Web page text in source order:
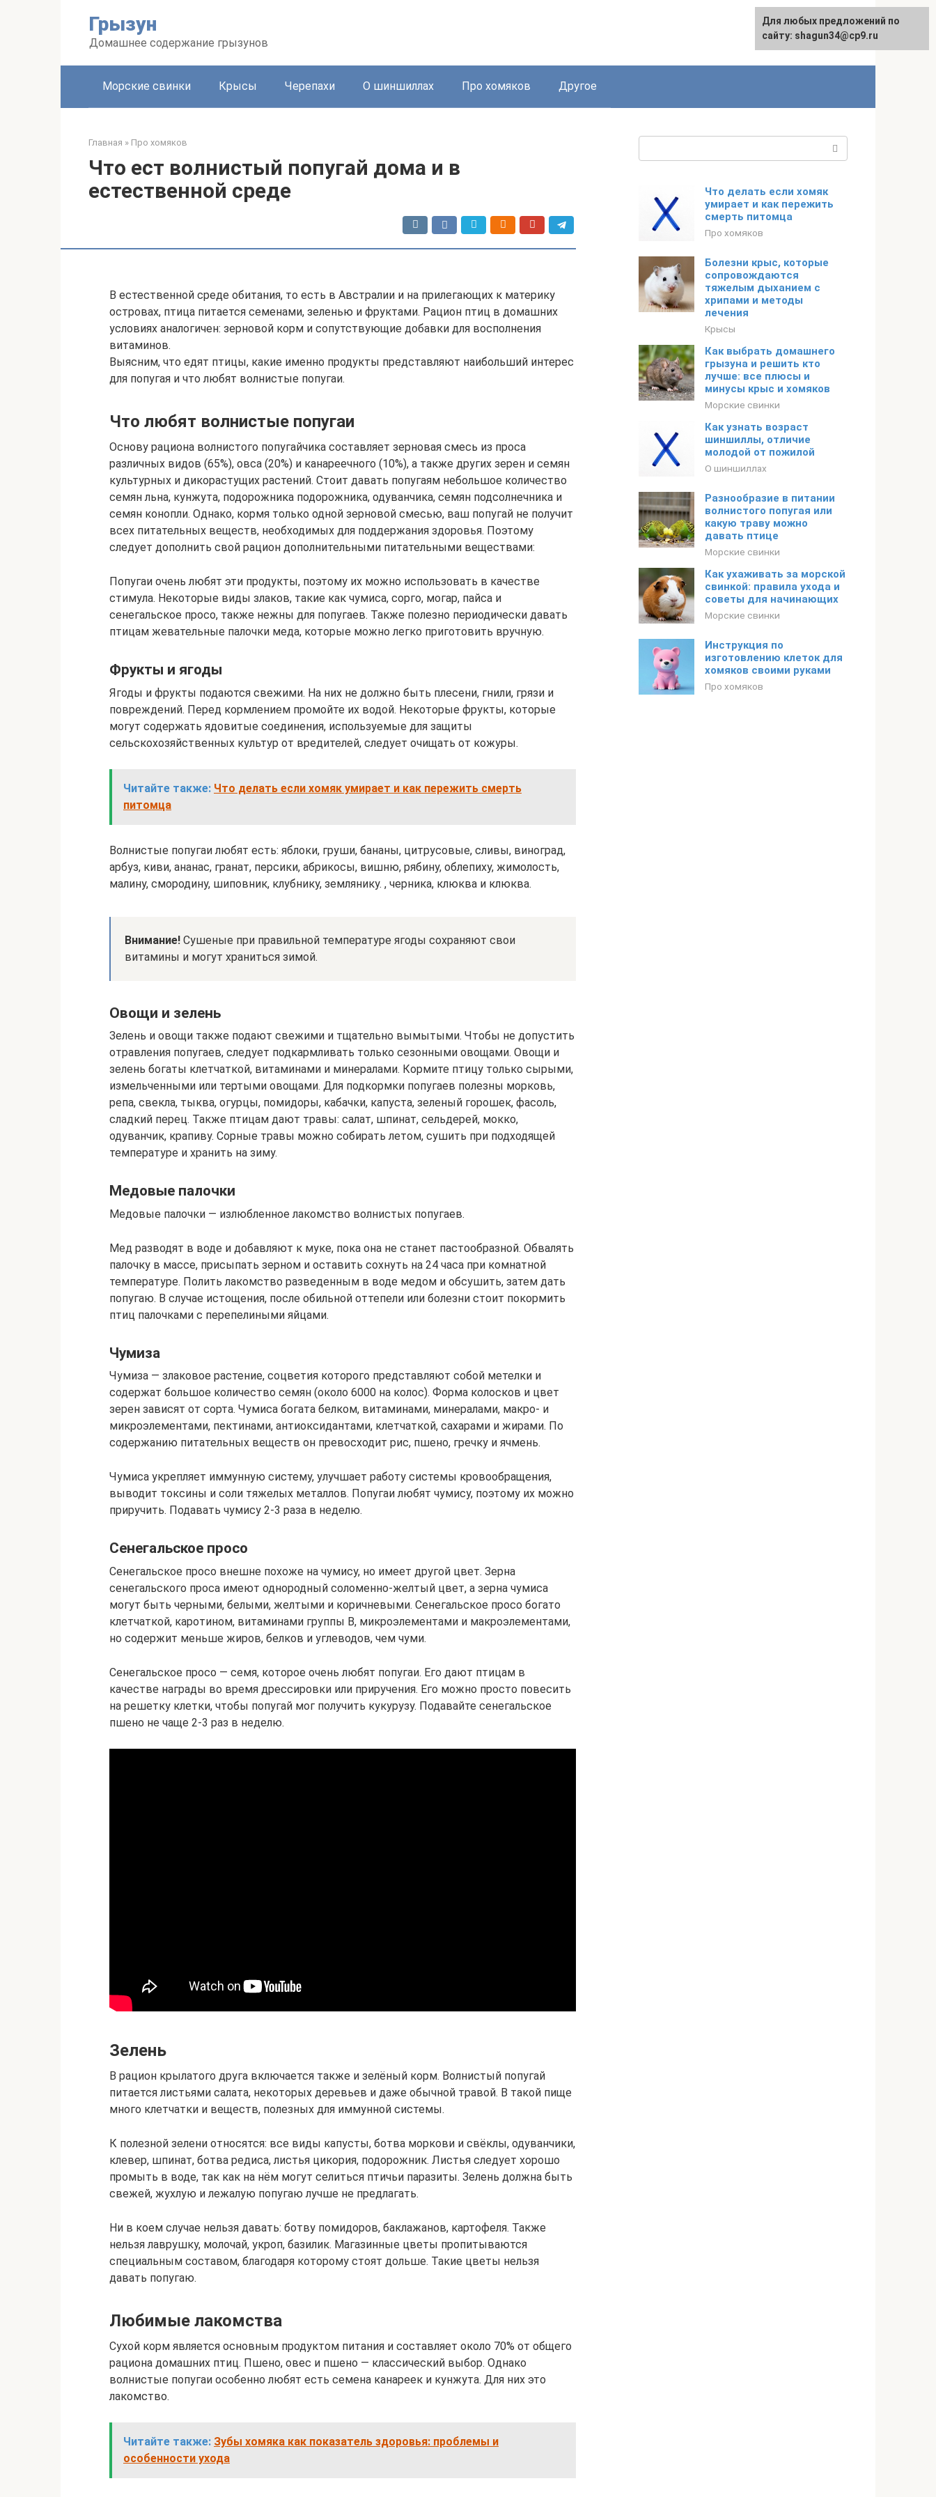
Грызун
Домашнее содержание грызунов
Морские свинки Крысы Черепахи О шиншиллах Про хомяков Другое
Главная » Про хомяков
Что ест волнистый попугай дома и в
естественной среде
В естественной среде обитания, то есть в Австралии и на прилегающих к материку
островах, птица питается семенами, зеленью и фруктами. Рацион птиц в домашних
условиях аналогичен: зерновой корм и сопутствующие добавки для восполнения
витаминов.
Выясним, что едят птицы, какие именно продукты представляют наибольший интерес
для попугая и что любят волнистые попугаи.
Что любят волнистые попугаи
Основу рациона волнистого попугайчика составляет зерновая смесь из проса
различных видов (65%), овса (20%) и канареечного (10%), а также других зерен и семян
культурных и дикорастущих растений. Стоит давать попугаям небольшое количество
семян льна, кунжута, подорожника подорожника, одуванчика, семян подсолнечника и
семян конопли. Однако, кормя только одной зерновой смесью, ваш попугай не получит
всех питательных веществ, необходимых для поддержания здоровья. Поэтому
следует дополнить свой рацион дополнительными питательными веществами:
Попугаи очень любят эти продукты, поэтому их можно использовать в качестве
стимула. Некоторые виды злаков, такие как чумиса, сорго, могар, пайса и
сенегальское просо, также нежны для попугаев. Также полезно периодически давать
птицам жевательные палочки меда, которые можно легко приготовить вручную.
Фрукты и ягоды
Ягоды и фрукты подаются свежими. На них не должно быть плесени, гнили, грязи и
повреждений. Перед кормлением промойте их водой. Некоторые фрукты, которые
могут содержать ядовитые соединения, используемые для защиты
сельскохозяйственных культур от вредителей, следует очищать от кожуры.
Читайте также: Что делать если хомяк умирает и как пережить смерть
питомца
Волнистые попугаи любят есть: яблоки, груши, бананы, цитрусовые, сливы, виноград,
арбуз, киви, ананас, гранат, персики, абрикосы, вишню, рябину, облепиху, жимолость,
малину, смородину, шиповник, клубнику, землянику. , черника, клюква и клюква.
Внимание! Сушеные при правильной температуре ягоды сохраняют свои
витамины и могут храниться зимой.
Овощи и зелень
Зелень и овощи также подают свежими и тщательно вымытыми. Чтобы не допустить
отравления попугаев, следует подкармливать только сезонными овощами. Овощи и
зелень богаты клетчаткой, витаминами и минералами. Кормите птицу только сырыми,
измельченными или тертыми овощами. Для подкормки попугаев полезны морковь,
репа, свекла, тыква, огурцы, помидоры, кабачки, капуста, зеленый горошек, фасоль,
сладкий перец. Также птицам дают травы: салат, шпинат, сельдерей, мокко,
одуванчик, крапиву. Сорные травы можно собирать летом, сушить при подходящей
температуре и хранить на зиму.
Медовые палочки
Медовые палочки — излюбленное лакомство волнистых попугаев.
Мед разводят в воде и добавляют к муке, пока она не станет пастообразной. Обвалять
палочку в массе, присыпать зерном и оставить сохнуть на 24 часа при комнатной
температуре. Полить лакомство разведенным в воде медом и обсушить, затем дать
попугаю. В случае истощения, после обильной оттепели или болезни стоит покормить
птиц палочками с перепелиными яйцами.
Чумиза
Чумиза — злаковое растение, соцветия которого представляют собой метелки и
содержат большое количество семян (около 6000 на колос). Форма колосков и цвет
зерен зависят от сорта. Чумиса богата белком, витаминами, минералами, макро- и
микроэлементами, пектинами, антиоксидантами, клетчаткой, сахарами и жирами. По
содержанию питательных веществ он превосходит рис, пшено, гречку и ячмень.
Чумиса укрепляет иммунную систему, улучшает работу системы кровообращения,
выводит токсины и соли тяжелых металлов. Попугаи любят чумису, поэтому их можно
приручить. Подавать чумису 2-3 раза в неделю.
Сенегальское просо
Сенегальское просо внешне похоже на чумису, но имеет другой цвет. Зерна
сенегальского проса имеют однородный соломенно-желтый цвет, а зерна чумиса
могут быть черными, белыми, желтыми и коричневыми. Сенегальское просо богато
клетчаткой, каротином, витаминами группы B, микроэлементами и макроэлементами,
но содержит меньше жиров, белков и углеводов, чем чуми.
Сенегальское просо — семя, которое очень любят попугаи. Его дают птицам в
качестве награды во время дрессировки или приручения. Его можно просто повесить
на решетку клетки, чтобы попугай мог получить кукурузу. Подавайте сенегальское
пшено не чаще 2-3 раз в неделю.
Зелень
В рацион крылатого друга включается также и зелёный корм. Волнистый попугай
питается листьями салата, некоторых деревьев и даже обычной травой. В такой пище
много клетчатки и веществ, полезных для иммунной системы.
К полезной зелени относятся: все виды капусты, ботва моркови и свёклы, одуванчики,
клевер, шпинат, ботва редиса, листья цикория, подорожник. Листья следует хорошо
промыть в воде, так как на нём могут селиться птичьи паразиты. Зелень должна быть
свежей, жухлую и лежалую попугаю лучше не предлагать.
Ни в коем случае нельзя давать: ботву помидоров, баклажанов, картофеля. Также
нельзя лаврушку, молочай, укроп, базилик. Магазинные цветы пропитываются
специальным составом, благодаря которому стоят дольше. Такие цветы нельзя
давать попугаю.
Любимые лакомства
Сухой корм является основным продуктом питания и составляет около 70% от общего
рациона домашних птиц. Пшено, овес и пшено — классический выбор. Однако
волнистые попугаи особенно любят есть семена канареек и кунжута. Для них это
лакомство.
Читайте также: Зубы хомяка как показатель здоровья: проблемы и
особенности ухода
Что делать если хомяк
умирает и как пережить
смерть питомца
Про хомяков
Болезни крыс, которые
сопровождаются
тяжелым дыханием с
хрипами и методы
лечения
Крысы
Как выбрать домашнего
грызуна и решить кто
лучше: все плюсы и
минусы крыс и хомяков
Морские свинки
Как узнать возраст
шиншиллы, отличие
молодой от пожилой
О шиншиллах
Разнообразие в питании
волнистого попугая или
какую траву можно
давать птице
Морские свинки
Как ухаживать за морской
свинкой: правила ухода и
советы для начинающих
Морские свинки
Инструкция по
изготовлению клеток для
хомяков своими руками
Про хомяков
Для любых предложений по
сайту: shagun34@cp9.ru